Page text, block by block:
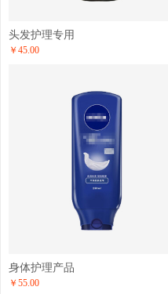
头发护理专用
￥45.00
身体护理产品
￥55.00